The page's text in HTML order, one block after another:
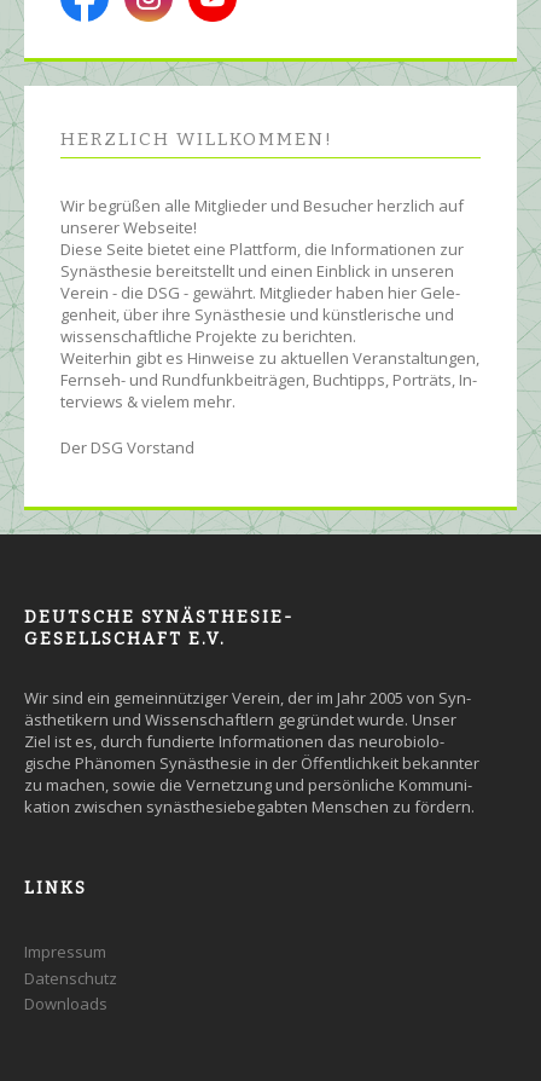
HERZLICH WILL­KOMMEN!
Wir begrüßen alle Mit­glie­der und Be­sucher herz­lich auf
unserer Web­seite!
Diese Seite bietet eine Platt­form, die Infor­ma­tionen zur
Syn­äs­the­sie be­reit­stellt und einen Ein­blick in unseren
Ver­ein - die DSG - ge­währt. Mit­glie­der ha­ben hier Ge­le­
gen­heit, über ihre Syn­äs­the­sie und künst­le­rische und
wissen­schaft­liche Pro­jekte zu be­rich­ten.
Wei­ter­hin gibt es Hin­wei­se zu ak­tu­ellen Ver­an­stal­tun­gen,
Fern­seh- und Rund­funk­bei­trägen, Buch­tipps, Por­träts, In­
ter­views & vielem mehr.
Der DSG Vorstand
DEUTSCHE SYNÄSTHESIE-
GESELLSCHAFT E.V.
Wir sind ein gemein­nütziger Ver­ein, der im Jahr 2005 von Syn­
äs­the­tikern und Wissen­schaft­lern ge­grün­det wurde. Un­ser
Ziel ist es, durch fun­dier­te Infor­ma­tio­nen das neuro­bio­lo­
gische Phäno­men Syn­äs­the­sie in der Öffent­lich­keit be­kann­ter
zu machen, so­wie die Ver­net­zung und persön­liche Kommuni­
kation zwi­schen syn­äs­the­sie­be­gab­ten Men­schen zu fördern.
LINKS
Impressum
Datenschutz
Downloads